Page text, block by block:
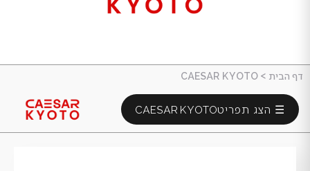
דף הבית >
CAESAR KYOTO
☰ הצג תפריטCAESAR KYOTO